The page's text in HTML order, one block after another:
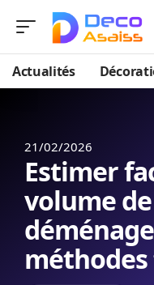
Actualités
21/02/2026
Estimer
volume de